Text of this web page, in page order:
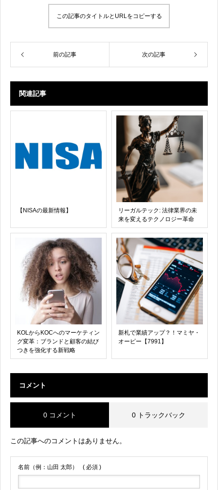
この記事のタイトルとURLをコピーする
前の記事 次の記事
関連記事
【NISAの最新情報】
リーガルテック: 法律業界の未
来を変えるテクノロジー革命
KOLからKOCへのマーケティン
グ変革：ブランドと顧客の結び
つきを強化する新戦略
新札で業績アップ？！マミヤ・
オーピー【7991】
コメント
0 コメント 0 トラックバック
この記事へのコメントはありません。
名前（例：山田 太郎） ( 必須 )